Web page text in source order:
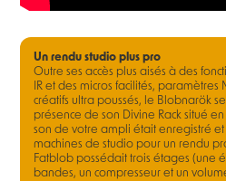
Un rendu studio plus pro
Outre ses accès plus aisés à des
IR et des micros facilités, paramètres
créatifs ultra poussés, le Blobnarök
présence de son Divine Rack situé
son de votre ampli était enregistré
machines de studio pour un rendu
Fatblob possédait trois étages (une
bandes, un compresseur et un